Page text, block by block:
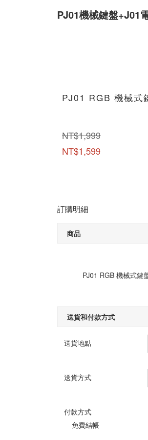
PJ01機械鍵盤+J01
PJ01 RGB 機械式
NT$1,999
NT$1,599
訂購明細
商品
PJ01 RGB 機械式鍵
送貨和付款方式
送貨地點
送貨方式
付款方式
免費結帳